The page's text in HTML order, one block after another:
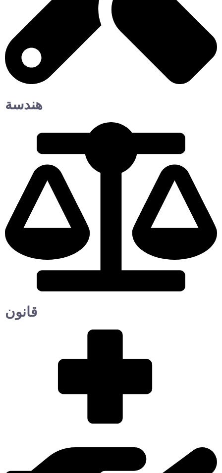
هندسة
قانون